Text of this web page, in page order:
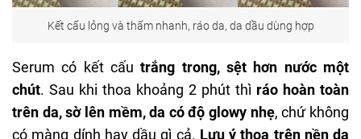
Kết cấu lỏng và thấm nhanh, ráo da, da dầu dùng hợp
Serum có kết cấutrắng trong, sệt hơn nước một
chút. Sau khi thoa khoảng 2 phút thì ráo hoàn toàn
trên da, sờ lên mềm, da có độ glowy nhẹ, chứ không
có màng dính hay dầu gì cả. Lưu ý thoa trên nền da